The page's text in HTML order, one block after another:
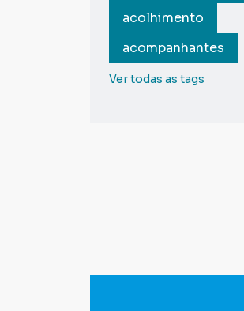
acolhimento
acompanhantes
Ver todas as tags